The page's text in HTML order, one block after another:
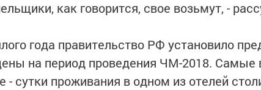
как говорится, свое возьмут, -
года правительство РФ установило
на период проведения ЧМ-2018.
- сутки проживания в одном из отелей